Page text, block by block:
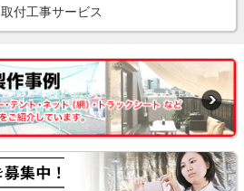
取付工事サービス